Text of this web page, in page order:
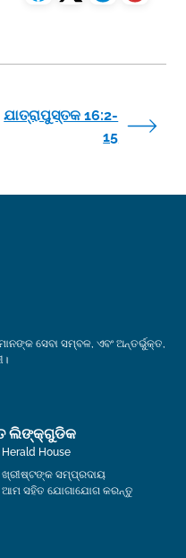
ଯାତ୍ରାପୁସ୍ତକ 16:2-
15
ସେବା ସମ୍ବଳ, ଏବଂ ଅନ୍ତର୍ଭୁକ୍ତ,
ଲିଙ୍କ୍ଗୁଡିକ
Herald House
ଖ୍ରୀଷ୍ଟଙ୍କ ସମ୍ପ୍ରଦାୟ
ଆମ ସହିତ ଯୋଗାଯୋଗ କରନ୍ତୁ